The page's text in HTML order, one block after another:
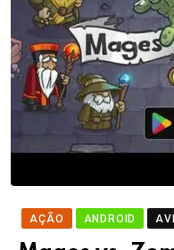
AÇÃO ANDROID